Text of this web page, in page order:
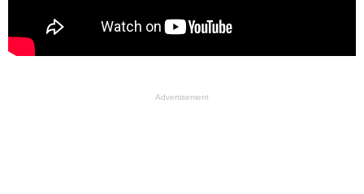
Advertisement